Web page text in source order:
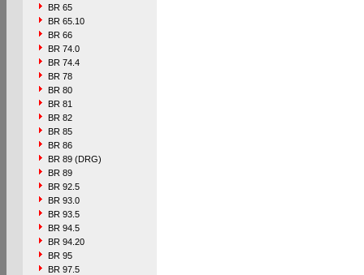
BR 65
BR 65.10
BR 66
BR 74.0
BR 74.4
BR 78
BR 80
BR 81
BR 82
BR 85
BR 86
BR 89 (DRG)
BR 89
BR 92.5
BR 93.0
BR 93.5
BR 94.5
BR 94.20
BR 95
BR 97.5